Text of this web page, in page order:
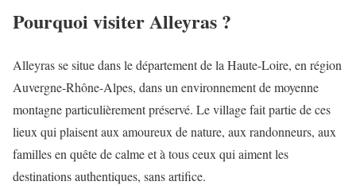
Pourquoi visiter Alleyras ?
Alleyras se situe dans le département de la Haute-Loire, en région
Auvergne-Rhône-Alpes, dans un environnement de moyenne
montagne particulièrement préservé. Le village fait partie de ces
lieux qui plaisent aux amoureux de nature, aux randonneurs, aux
familles en quête de calme et à tous ceux qui aiment les
destinations authentiques, sans artifice.